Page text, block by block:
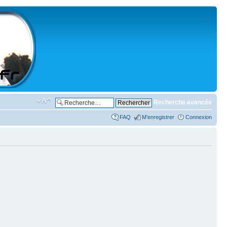
Recherche avancée
FAQ M’enregistrer Connexion